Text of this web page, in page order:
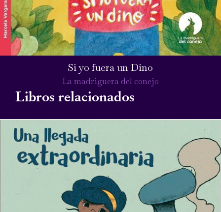
Si yo fuera un Dino
La madriguera del conejo
Libros relacionados